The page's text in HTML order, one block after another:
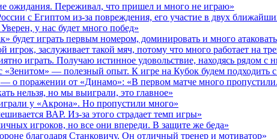
ожидания. Переживал, что пришел и много не играю»
с Египтом из‑за повреждения, его участие в двух
у нас будет много побед»
будет играть первым номером, доминировать и много
заслуживает такой мяч, потому что много работает на
играть. Получаю истинное удовольствие, находясь рядом с
— полезный опыт. К игре на Кубок будем подходить
о поражении от «Динамо»: «В первом матче много
нельзя, но мы выиграли, это главное»
у «Акрона». Но пропустили много»
ВАР. Из-за этого страдает темп игры»
игроков, но все они впереди. В защите же беда»
благодаря Станковичу. Он отличный тренер и мотиватор»